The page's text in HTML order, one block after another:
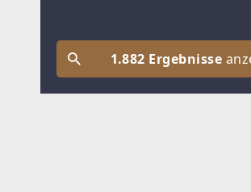
1.882 Ergebnisse